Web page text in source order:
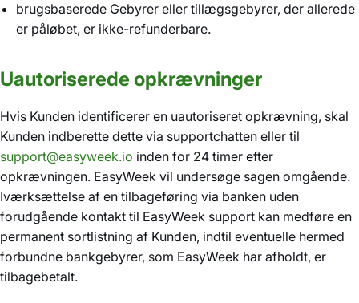
brugsbaserede Gebyrer eller tillægsgebyrer, der allerede
er påløbet, er ikke-refunderbare.
Uautoriserede opkrævninger
Hvis Kunden identificerer en uautoriseret opkrævning, skal
Kunden indberette dette via supportchatten eller til
support@easyweek.io inden for 24 timer efter
opkrævningen. EasyWeek vil undersøge sagen omgående.
Iværksættelse af en tilbageføring via banken uden
forudgående kontakt til EasyWeek support kan medføre en
permanent sortlistning af Kunden, indtil eventuelle hermed
forbundne bankgebyrer, som EasyWeek har afholdt, er
tilbagebetalt.